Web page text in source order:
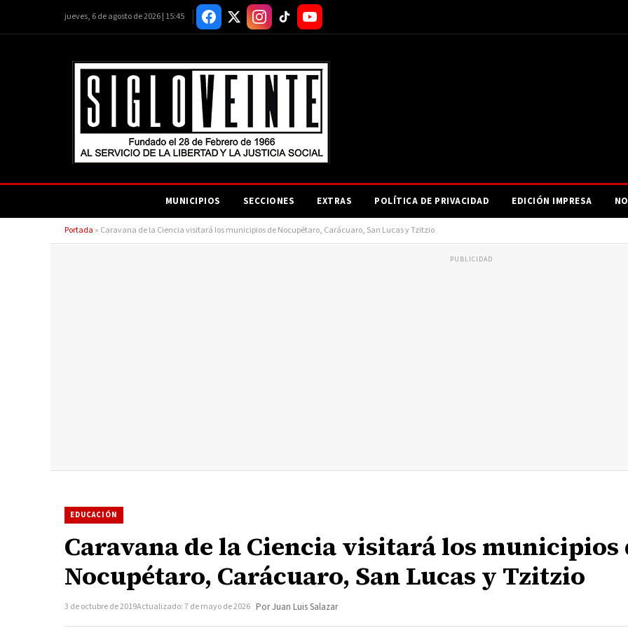
jueves, 6 de agosto de 2026 | 15:45
MUNICIPIOS SECCIONES EXTRAS POLÍTICA DE PRIVACIDAD EDICIÓN IMPRESA
Portada » Caravana de la Ciencia visitará los municipios de Nocupétaro, Carácuaro, San Lucas y Tzitzio
PUBLICIDAD
EDUCACIÓN
Caravana de la Ciencia visitará los municipios
Nocupétaro, Carácuaro, San Lucas y Tzitzio
3 de octubre de 2019Actualizado: 7 de mayo de 2026 Por Juan Luis Salazar